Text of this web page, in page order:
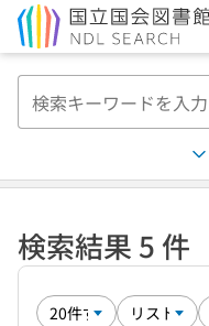
検索結果 5 件